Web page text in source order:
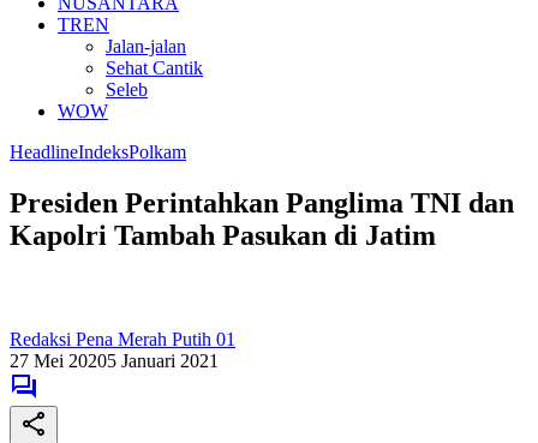
TREN
Jalan-jalan
Sehat Cantik
Seleb
WOW
HeadlineIndeksPolkam
Presiden Perintahkan Panglima TNI dan
Kapolri Tambah Pasukan di Jatim
Redaksi Pena Merah Putih 01
27 Mei 20205 Januari 2021